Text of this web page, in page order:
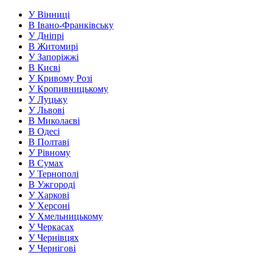
У Вінниці
В Івано-Франківську
У Дніпрі
В Житомирі
У Запоріжжі
В Києві
У Кривому Розі
У Кропивницькому
У Луцьку
У Львові
В Миколаєві
В Одесі
В Полтаві
У Рівному
В Сумах
У Тернополі
В Ужгороді
У Харкові
У Херсоні
У Хмельницькому
У Черкасах
У Чернівцях
У Чернігові